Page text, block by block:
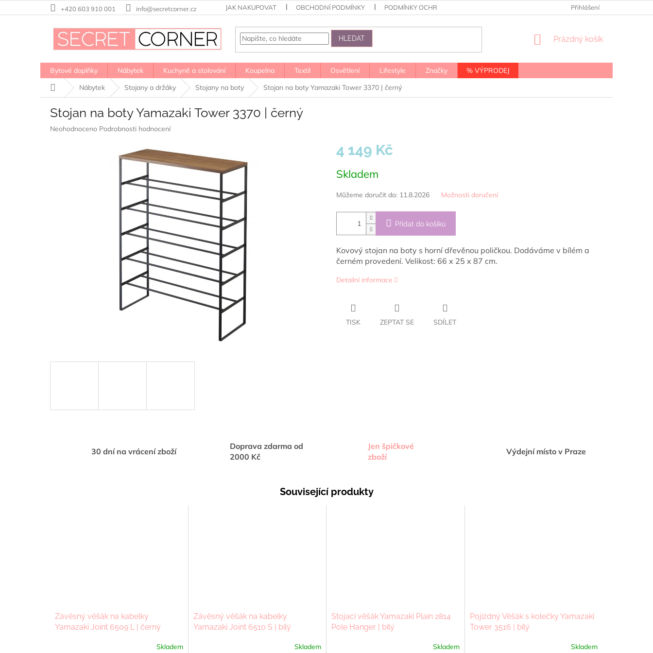
na
+420 603 910 001 info@secretcorner.cz JAK NAKUPOVAT OBCHODNÍ PODMÍNKY PODMÍNKY OCHRANY OSOBNÍCH ÚDAJŮ Přihlášení
HLEDAT
NÁKUPNÍ
Prázdný košík
Bytové doplňky Nábytek Kuchyně a stolování Koupelna Textil Osvětlení Lifestyle Značky
% VÝPRODEJ
Domů
Nábytek Stojany a držáky Stojany na boty Stojan na boty Yamazaki Tower 3370 | černý
Stojan na boty Yamazaki Tower 3370 | černý
Průměrné
Neohodnoceno Podrobnosti hodnocení
4 149 Kč
cena:
Skladem
Můžeme doručit do: 11.8.2026 Možnosti doručení
Přidat do košíku
Kovový stojan na boty s horní dřevěnou poličkou. Dodáváme v bílém a
černém provedení. Velikost: 66 x 25 x 87 cm.
Detailní informace
TISK ZEPTAT SE SDÍLET
30 dní na vrácení zboží
Doprava zdarma od
2000 Kč
Jen špičkové
zboží
Výdejní místo v Praze
Související produkty
Závěsný věšák na kabelky
Yamazaki Joint 6509 L | černý
Skladem
Závěsný věšák na kabelky
Yamazaki Joint 6510 S | bílý
Skladem
Stojací věšák Yamazaki Plain 2814
Pole Hanger | bílý
Skladem
Pojízdný Věšák s kolečky Yamazaki
Tower 3516 | bílý
Skladem